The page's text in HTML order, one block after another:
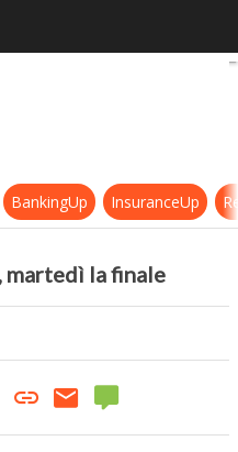
Competition, martedì
BankingUp InsuranceUp
la finale